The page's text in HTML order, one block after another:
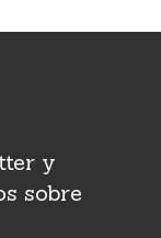
y
sobre